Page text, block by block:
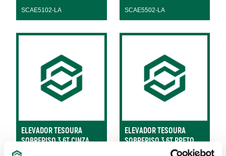
SCAE5102-LA SCAE5502-LA
ELEVADOR TESOURA
SOBREPISO 3.6T CINZA
SATA - SC355057T
ELEVADOR TESOURA
SOBREPISO 3.6T PRETO
SATA - SC355057B